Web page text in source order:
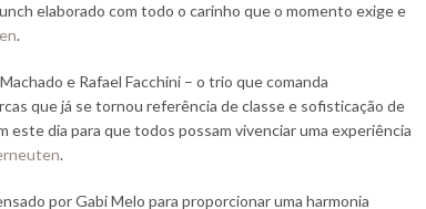
elaborado com todo o carinho que o momento exige e
.
e Rafael Facchini – o trio que comanda
que já se tornou referência de classe e sofisticação de
este dia para que todos possam vivenciar uma experiência
.
por Gabi Melo para proporcionar uma harmonia